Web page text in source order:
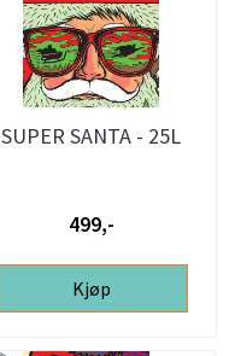
SUPER SANTA - 25L
499,-
Kjøp